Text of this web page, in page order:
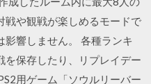
戦や観戦が楽しめるモードで
響しません。 各種ランキ
を保存したり、リプレイデー
用ゲーム「ソウルリーバー